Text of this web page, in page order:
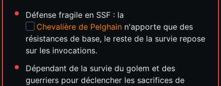
Défense fragile en SSF : la
Chevalière de Pelghain n'apporte que des
résistances de base, le reste de la survie repose
sur les invocations.
Dépendant de la survie du golem et des
guerriers pour déclencher les sacrifices de